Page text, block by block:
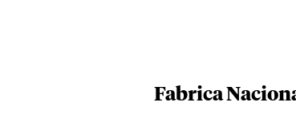
Fabrica